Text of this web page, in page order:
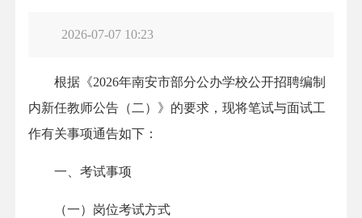
2026-07-07 10:23
根据《2026年南安市部分公办学校公开招聘编制
内新任教师公告（二）》的要求，现将笔试与面试工
作有关事项通告如下：
一、考试事项
（一）岗位考试方式